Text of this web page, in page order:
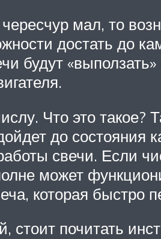
мал, то
достать до
будут
Что это
до состояния
свечи. Если
может
которая быстро
стоит почитать